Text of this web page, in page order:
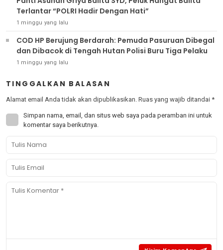
Terlantar “POLRI Hadir Dengan Hati”
1 minggu yang lalu
COD HP Berujung Berdarah: Pemuda Pasuruan Dibegal
dan Dibacok di Tengah Hutan Polisi Buru Tiga Pelaku
1 minggu yang lalu
TINGGALKAN BALASAN
Alamat email Anda tidak akan dipublikasikan. Ruas yang wajib ditandai *
Simpan nama, email, dan situs web saya pada peramban ini untuk
komentar saya berikutnya.